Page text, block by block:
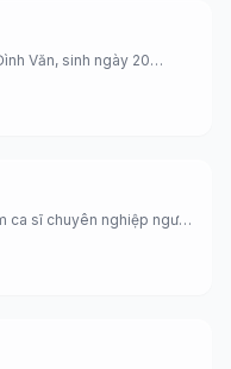
Văn, sinh ngày 20
ca sĩ chuyên nghiệp người